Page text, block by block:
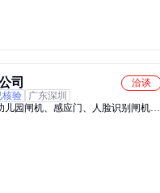
司
洽谈
核验
广东深圳
儿园闸机、感应门、人脸识别闸机、
摆闸